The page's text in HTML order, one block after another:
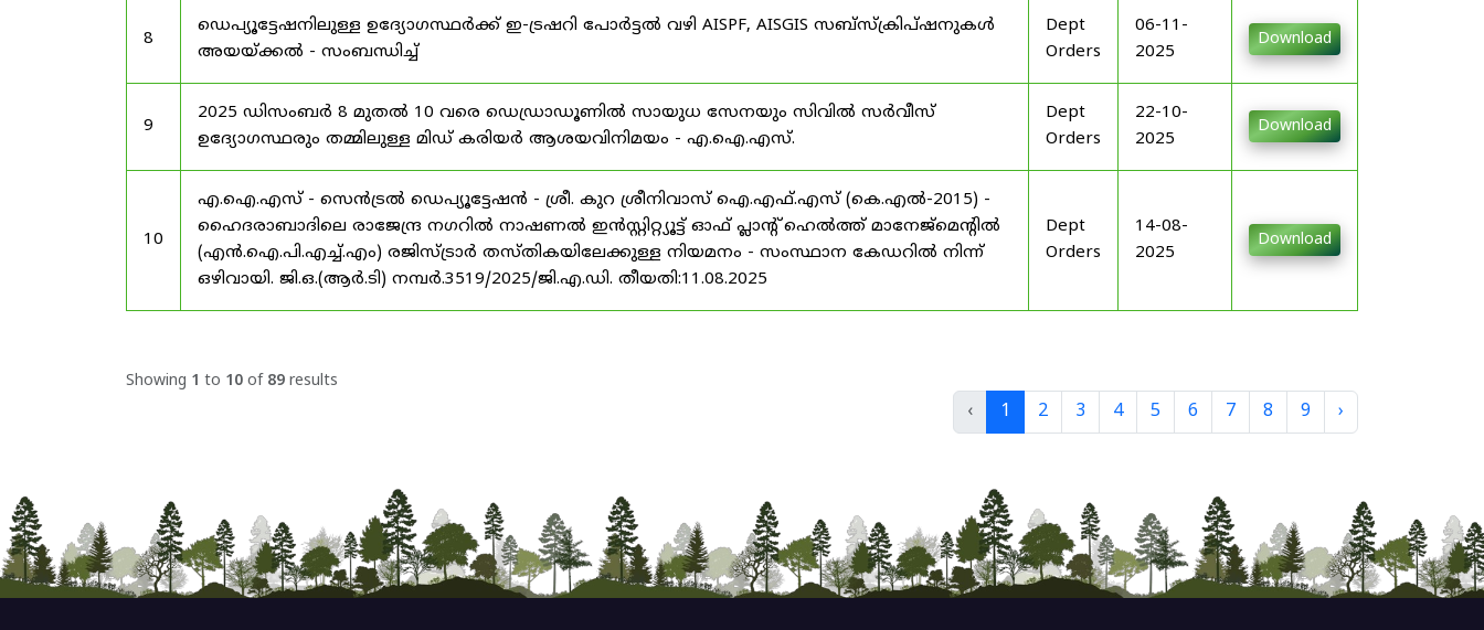
8
ഡെപ്യൂട്ടേഷനിലുള്ള ഉദ്യോഗസ്ഥർക്ക് ഇ-ട്രഷറി പോർട്ടൽ വഴി AISPF, AISGIS സബ്‌സ്‌ക്രിപ്‌ഷനുകൾ
അയയ്ക്കൽ - സംബന്ധിച്ച്
Dept
Orders
06-11-
2025
Download
9
2025 ഡിസംബർ 8 മുതൽ 10 വരെ ഡെഡ്രാഡൂണിൽ സായുധ സേനയും സിവിൽ സർവീസ്
ഉദ്യോഗസ്ഥരും തമ്മിലുള്ള മിഡ് കരിയർ ആശയവിനിമയം - എ.ഐ.എസ്.
Dept
Orders
22-10-
2025
Download
10
എ.ഐ.എസ് - സെൻട്രൽ ഡെപ്യൂട്ടേഷൻ - ശ്രീ. കുറ ശ്രീനിവാസ് ഐ.എഫ്.എസ് (കെ.എൽ-2015) -
ഹൈദരാബാദിലെ രാജേന്ദ്ര നഗറിൽ നാഷണൽ ഇൻസ്റ്റിറ്റ്യൂട്ട് ഓഫ് പ്ലാന്റ് ഹെൽത്ത് മാനേജ്‌മെന്റിൽ
(എൻ.ഐ.പി.എച്ച്.എം) രജിസ്ട്രാർ തസ്തികയിലേക്കുള്ള നിയമനം - സംസ്ഥാന കേഡറിൽ നിന്ന്
ഒഴിവായി. ജി.ഒ.(ആർ.ടി) നമ്പർ.3519/2025/ജി.എ.ഡി. തീയതി:11.08.2025
Dept
Orders
14-08-
2025
Download
Showing 1 to 10 of 89 results
‹ 1 2 3 4 5 6 7 8 9 ›